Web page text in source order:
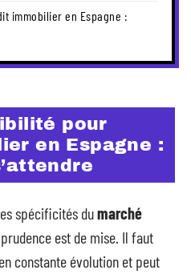
immobilier en Espagne :
pour
en Espagne :
spécificités dumarché
est de mise. Il faut
constante évolution et peut